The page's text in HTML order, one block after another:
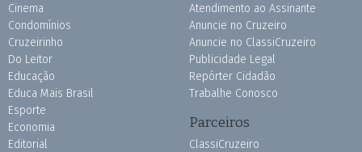
Cinema
Condomínios
Cruzeirinho
Do Leitor
Educação
Educa Mais Brasil
Esporte
Economia
Editorial
Atendimento ao Assinante
Anuncie no Cruzeiro
Anuncie no ClassiCruzeiro
Publicidade Legal
Repórter Cidadão
Trabalhe Conosco
Parceiros
ClassiCruzeiro